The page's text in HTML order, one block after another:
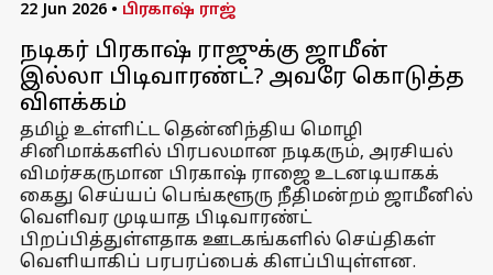
22 Jun 2026 • பிரகாஷ் ராஜ்
நடிகர் பிரகாஷ் ராஜுக்கு ஜாமீன்
இல்லா பிடிவாரண்ட்? அவரே கொடுத்த
விளக்கம்
தமிழ் உள்ளிட்ட தென்னிந்திய மொழி
சினிமாக்களில் பிரபலமான நடிகரும், அரசியல்
விமர்சகருமான பிரகாஷ் ராஜை உடனடியாகக்
கைது செய்யப் பெங்களூரு நீதிமன்றம் ஜாமீனில்
வெளிவர முடியாத பிடிவாரண்ட்
பிறப்பித்துள்ளதாக ஊடகங்களில் செய்திகள்
வெளியாகிப் பரபரப்பைக் கிளப்பியுள்ளன.